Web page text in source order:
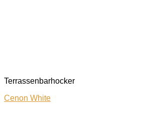
Terrassenbarhocker
Cenon White